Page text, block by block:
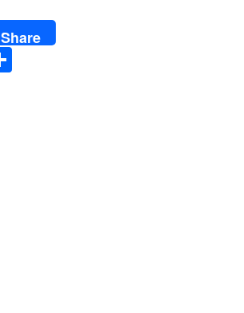
Share
分